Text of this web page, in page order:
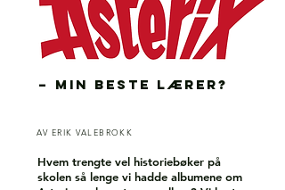
– min beste lærer?
AV ERIK VALEBROKK
Hvem trengte vel historiebøker på
skolen så lenge vi hadde albumene om